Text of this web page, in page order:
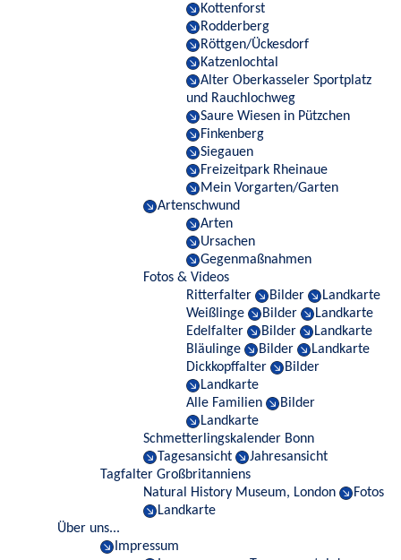
Kottenforst
Rodderberg
Röttgen/Ückesdorf
Katzenlochtal
Alter Oberkasseler Sportplatz
und Rauchlochweg
Saure Wiesen in Pützchen
Finkenberg
Siegauen
Freizeitpark Rheinaue
Mein Vorgarten/Garten
Artenschwund
Arten
Ursachen
Gegenmaßnahmen
Fotos & Videos
Ritterfalter
Bilder
Landkarte
Weißlinge
Bilder
Landkarte
Edelfalter
Bilder
Landkarte
Bläulinge
Bilder
Landkarte
Dickkopffalter
Bilder
Landkarte
Alle Familien
Bilder
Landkarte
Schmetterlingskalender Bonn
Tagesansicht
Jahresansicht
Tagfalter Großbritanniens
Natural History Museum, London
Fotos
Landkarte
Über uns...
Impressum